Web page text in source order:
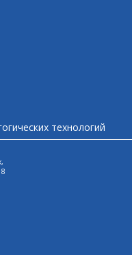
технологий